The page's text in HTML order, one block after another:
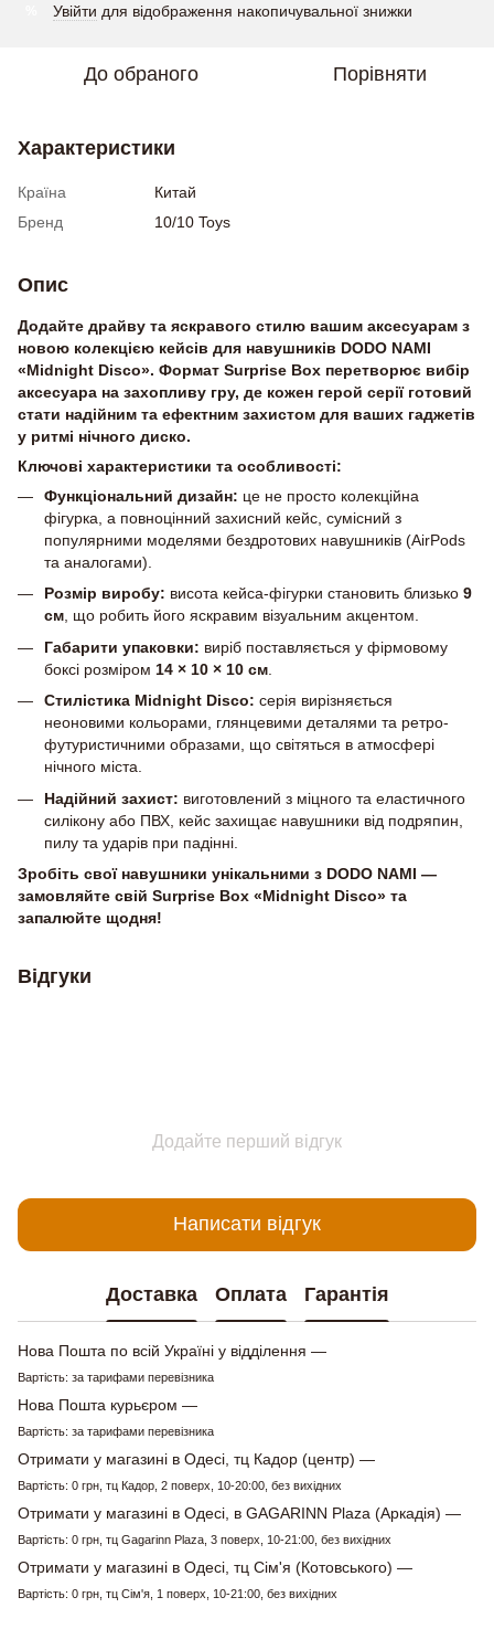
Увійти для відображення накопичувальної знижки
До обраного Порівняти
Характеристики
Країна
Китай
Бренд
10/10 Toys
Опис
Додайте драйву та яскравого стилю вашим аксесуарам з
новою колекцією кейсів для навушників DODO NAMI
«Midnight Disco». Формат Surprise Box перетворює вибір
аксесуара на захопливу гру, де кожен герой серії готовий
стати надійним та ефектним захистом для ваших гаджетів
у ритмі нічного диско.
Ключові характеристики та особливості:
Функціональний дизайн: це не просто колекційна
фігурка, а повноцінний захисний кейс, сумісний з
популярними моделями бездротових навушників (AirPods
та аналогами).
Розмір виробу: висота кейса-фігурки становить близько 9
см, що робить його яскравим візуальним акцентом.
Габарити упаковки: виріб поставляється у фірмовому
боксі розміром 14 × 10 × 10 см
Стилістика Midnight Disco: серія вирізняється
неоновими кольорами, глянцевими деталями та ретро-
футуристичними образами, що світяться в атмосфері
нічного міста.
Надійний захист: виготовлений з міцного та еластичного
силікону або ПВХ, кейс захищає навушники від подряпин,
пилу та ударів при падінні.
Зробіть свої навушники унікальними з DODO NAMI —
замовляйте свій Surprise Box «Midnight Disco» та
запалюйте щодня!
Відгуки
Додайте перший відгук
Написати відгук
Доставка Оплата Гарантія
Нова Пошта по всій Україні у відділення —
Вартість: за тарифами перевізника
Нова Пошта курьєром —
Вартість: за тарифами перевізника
Отримати у магазині в Одесі, тц Кадор (центр) —
Вартість: 0 грн, тц Кадор, 2 поверх, 10-20:00, без вихідних
Отримати у магазині в Одесі, в GAGARINN Plaza (Аркадія) —
Вартість: 0 грн, тц Gagarinn Plaza, 3 поверх, 10-21:00, без вихідних
Отримати у магазині в Одесі, тц Сім'я (Котовського) —
Вартість: 0 грн, тц Сім'я, 1 поверх, 10-21:00, без вихідних